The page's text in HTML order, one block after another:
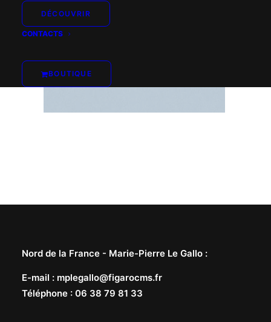
DÉCOUVRIR
CONTACTS
BOUTIQUE
Nord de la France - Marie-Pierre Le Gallo :
E-mail : mplegallo@figarocms.fr
Téléphone : 06 38 79 81 33